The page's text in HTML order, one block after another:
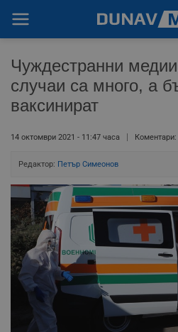
Чуждестранни
случаи са много, а
ваксинират
14 октомври 2021 - 11:47 часа Коментари:
Редактор: Петър Симеонов